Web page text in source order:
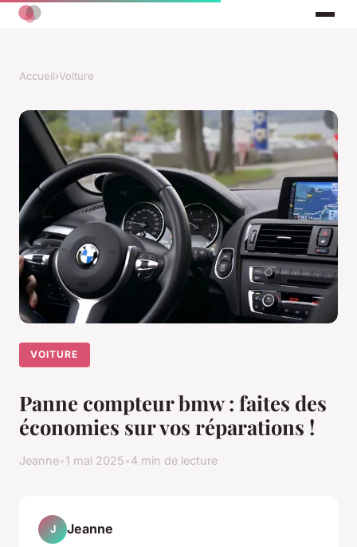
Accueil›Voiture
VOITURE
Panne compteur bmw : faites des
économies sur vos réparations !
Jeanne•1 mai 2025•4 min de lecture
J Jeanne